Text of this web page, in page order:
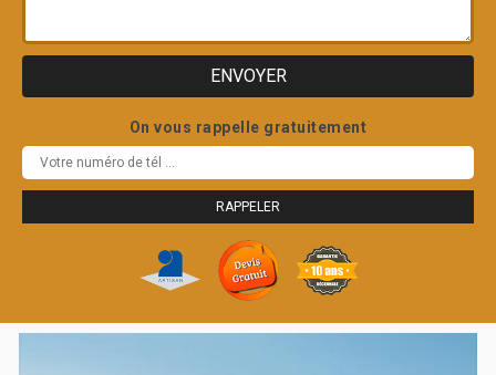
On vous rappelle gratuitement